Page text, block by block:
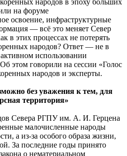
освоение, инфраструктурные
— всё это меняет Север
в этих процессах не потерять
народов? Ответ — не в
использовании
этом говорили на сессии «Голос
народов и эксперты.
без уважения к тем, для
территория»
Севера РГПУ им. А. И. Герцена
малочисленные народы
а из-за особого образа жизни,
За последние годы принято
о нематериальном